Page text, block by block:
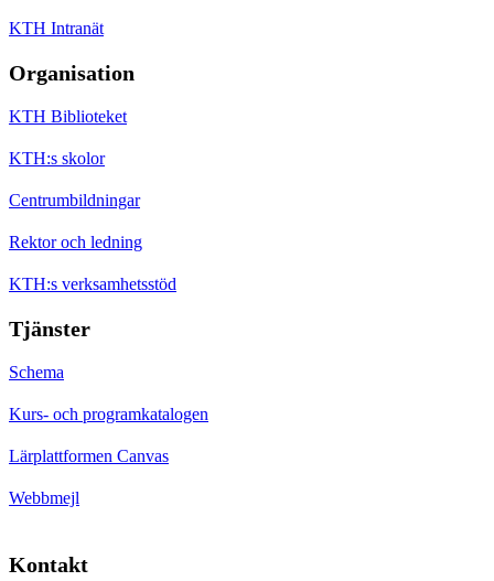
KTH Intranät
Organisation
KTH Biblioteket
KTH:s skolor
Centrumbildningar
Rektor och ledning
KTH:s verksamhetsstöd
Tjänster
Schema
Kurs- och programkatalogen
Lärplattformen Canvas
Webbmejl
Kontakt